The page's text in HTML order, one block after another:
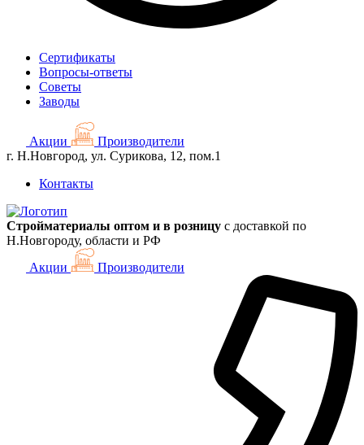
Сертификаты
Вопросы-ответы
Советы
Заводы
Акции
Производители
г. Н.Новгород, ул. Сурикова, 12, пом.1
Контакты
Стройматериалы оптом и в розницу с доставкой по
Н.Новгороду, области и РФ
Акции
Производители